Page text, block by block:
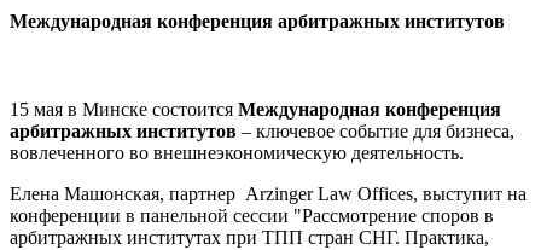
Международная конференция арбитражных институтов
15 мая в Минске состоится Международная конференция
арбитражных институтов – ключевое событие для бизнеса,
вовлеченного во внешнеэкономическую деятельность.
Елена Машонская, партнер Arzinger Law Offices, выступит на
конференции в панельной сессии "Рассмотрение споров в
арбитражных институтах при ТПП стран СНГ. Практика,